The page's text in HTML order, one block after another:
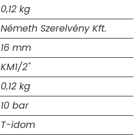
0,12 kg
Németh Szerelvény Kft.
16 mm
KM1/2"
0,12 kg
10 bar
T-idom